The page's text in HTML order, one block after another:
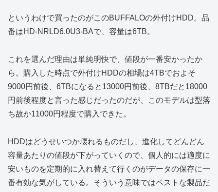
というわけで買ったのがこのBUFFALOの外付けHDD。品
番はHD-NRLD6.0U3-BAで、容量は6TB。
これを選んだ理由は単純明快で、値段が一番安かったか
ら。購入した時点で外付けHDDの相場は4TBでおよそ
9000円前後、6TBになると13000円前後、8TBだと18000
円前後程度と言った感じだったのだが、このモデルは型落
ち故か11000円程度で購入できた。
HDDはどうせいつか壊れるものだし、進化してどんどん
容量あたりの値段が下がっていくので、個人的には適度に
安いものを定期的に入れ替えて行くのがデータの保存に一
番有効な気がしている。そういう意味ではベストな製品だ